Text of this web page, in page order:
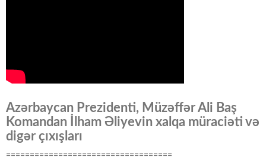
Azərbaycan Prezidenti, Müzəffər Ali Baş
Komandan İlham Əliyevin xalqa müraciəti və
digər çıxışları